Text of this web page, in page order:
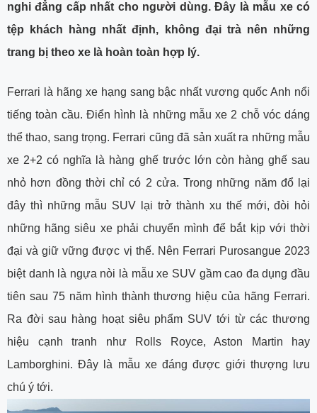
nghi đẳng cấp nhất cho người dùng. Đây là mẫu xe có
tệp khách hàng nhất định, không đại trà nên những
trang bị theo xe là hoàn toàn hợp lý.
Ferrari là hãng xe hạng sang bậc nhất vương quốc Anh nổi
tiếng toàn cầu. Điển hình là những mẫu xe 2 chỗ vóc dáng
thể thao, sang trọng. Ferrari cũng đã sản xuất ra những mẫu
xe 2+2 có nghĩa là hàng ghế trước lớn còn hàng ghế sau
nhỏ hơn đồng thời chỉ có 2 cửa. Trong những năm đổ lại
đây thì những mẫu SUV lại trở thành xu thế mới, đòi hỏi
những hãng siêu xe phải chuyển mình để bắt kịp với thời
đại và giữ vững được vị thế. Nên Ferrari Purosangue 2023
biệt danh là ngựa nòi là mẫu xe SUV gầm cao đa dụng đầu
tiên sau 75 năm hình thành thương hiệu của hãng Ferrari.
Ra đời sau hàng hoạt siêu phẩm SUV tới từ các thương
hiệu cạnh tranh như Rolls Royce, Aston Martin hay
Lamborghini. Đây là mẫu xe đáng được giới thượng lưu
chú ý tới.